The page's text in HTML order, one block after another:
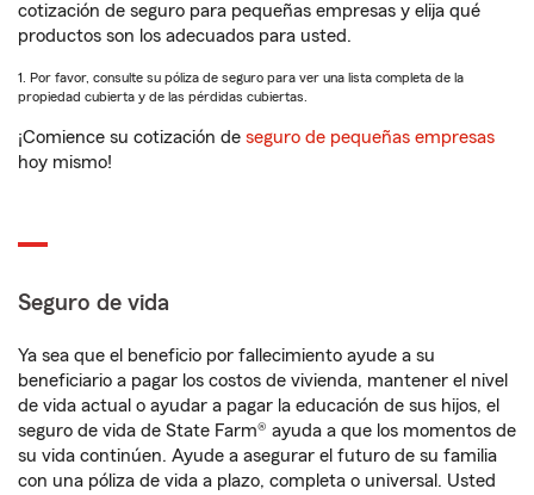
cotización de seguro para pequeñas empresas y elija qué
productos son los adecuados para usted.
1. Por favor, consulte su póliza de seguro para ver una lista completa de la
propiedad cubierta y de las pérdidas cubiertas.
¡Comience su cotización de seguro de pequeñas empresas
hoy mismo!
Seguro de vida
Ya sea que el beneficio por fallecimiento ayude a su
beneficiario a pagar los costos de vivienda, mantener el nivel
de vida actual o ayudar a pagar la educación de sus hijos, el
seguro de vida de State Farm® ayuda a que los momentos de
su vida continúen. Ayude a asegurar el futuro de su familia
con una póliza de vida a plazo, completa o universal. Usted